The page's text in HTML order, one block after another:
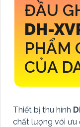
ĐẦU
DH-
PHẨM
CỦA
Thiết bị thu hình
chất lượng với ưu